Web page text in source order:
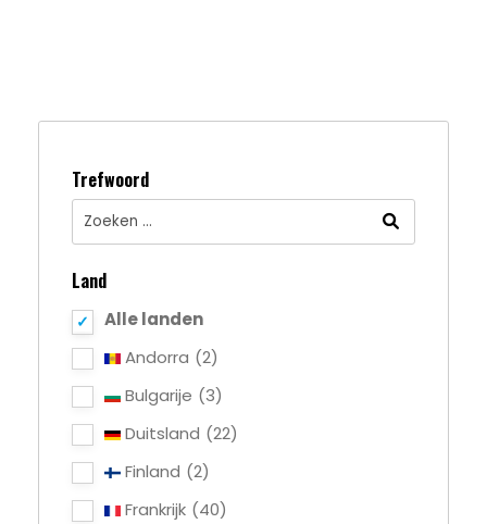
Trefwoord
Land
Alle landen
Andorra (2)
Bulgarije (3)
Duitsland (22)
Finland (2)
Frankrijk (40)